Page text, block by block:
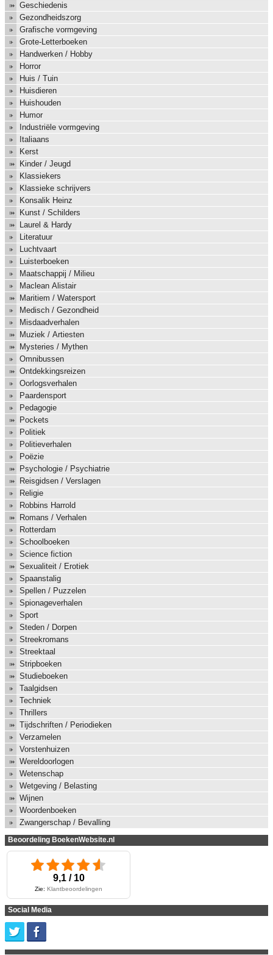
Geschiedenis
Gezondheidszorg
Grafische vormgeving
Grote-Letterboeken
Handwerken / Hobby
Horror
Huis / Tuin
Huisdieren
Huishouden
Humor
Industriële vormgeving
Italiaans
Kerst
Kinder / Jeugd
Klassiekers
Klassieke schrijvers
Konsalik Heinz
Kunst / Schilders
Laurel & Hardy
Literatuur
Luchtvaart
Luisterboeken
Maatschappij / Milieu
Maclean Alistair
Maritiem / Watersport
Medisch / Gezondheid
Misdaadverhalen
Muziek / Artiesten
Mysteries / Mythen
Omnibussen
Ontdekkingsreizen
Oorlogsverhalen
Paardensport
Pedagogie
Pockets
Politiek
Politieverhalen
Poëzie
Psychologie / Psychiatrie
Reisgidsen / Verslagen
Religie
Robbins Harrold
Romans / Verhalen
Rotterdam
Schoolboeken
Science fiction
Sexualiteit / Erotiek
Spaanstalig
Spellen / Puzzelen
Spionageverhalen
Sport
Steden / Dorpen
Streekromans
Streektaal
Stripboeken
Studieboeken
Taalgidsen
Techniek
Thrillers
Tijdschriften / Periodieken
Verzamelen
Vorstenhuizen
Wereldoorlogen
Wetenschap
Wetgeving / Belasting
Wijnen
Woordenboeken
Zwangerschap / Bevalling
Beoordeling BoekenWebsite.nl
9,1 / 10
Zie: Klantbeoordelingen
Social Media